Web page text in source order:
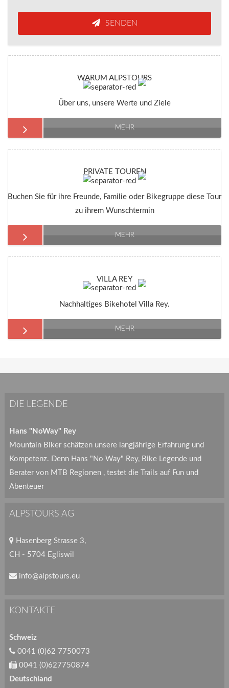
SENDEN
WARUM ALPSTOURS
Über uns, unsere Werte und Ziele
MEHR
PRIVATE TOUREN
Buchen Sie für ihre Freunde, Familie oder Bikegruppe diese Tour
zu ihrem Wunschtermin
MEHR
VILLA REY
Nachhaltiges Bikehotel Villa Rey.
MEHR
DIE LEGENDE
Hans "NoWay" Rey
Mountain Biker schätzen unsere langjährige Erfahrung und
Kompetenz. Denn Hans "No Way" Rey, Bike Legende und
Berater von MTB Regionen , testet die Trails auf Fun und
Abenteuer
ALPSTOURS AG
Hasenberg Strasse 3,
CH - 5704 Egliswil
info@alpstours.eu
KONTAKTE
Schweiz
0041 (0)62 7750073
0041 (0)627750874
Deutschland